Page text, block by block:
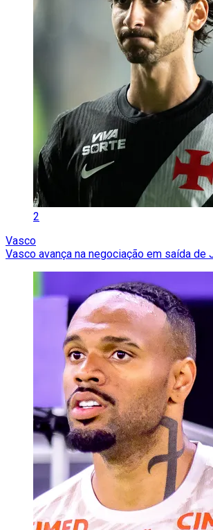
2
Vasco
Vasco avança na negociação em saída de